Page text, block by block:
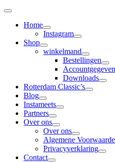
Skip
contentHome
Instagram
Shop
winkelmand
Bestellingen
Downloads
Rotterdam Classic’s
Blog
Instameets
Partners
Over ons
Over ons
Algemene
Privacyverklaring
Contact